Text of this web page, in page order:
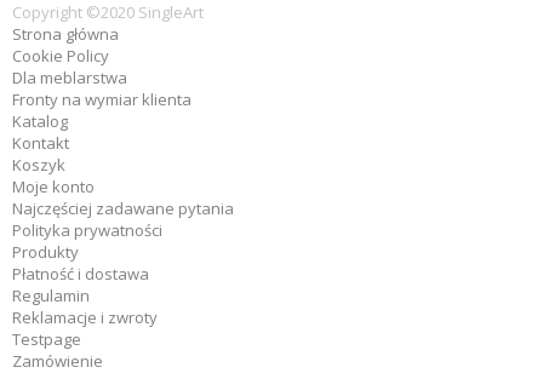
Copyright ©2020 SingleArt
Strona główna
Cookie Policy
Dla meblarstwa
Fronty na wymiar klienta
Katalog
Kontakt
Koszyk
Moje konto
Najczęściej zadawane pytania
Polityka prywatności
Produkty
Płatność i dostawa
Regulamin
Reklamacje i zwroty
Testpage
Zamówienie